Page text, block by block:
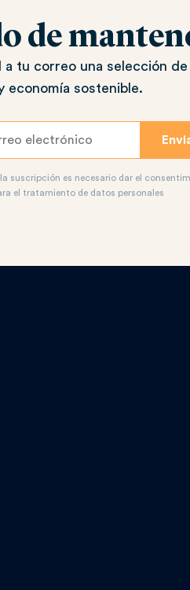
de
a tu correo una selección
economía sostenible.
suscripción es necesario dar el
el tratamiento de datos personales